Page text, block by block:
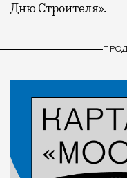
Дню Строителя».